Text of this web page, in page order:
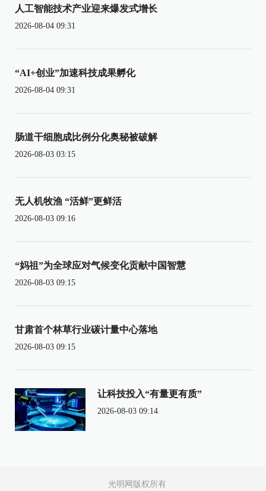
人工智能技术产业迎来爆发式增长
2026-08-04 09:31
“AI+创业”加速科技成果孵化
2026-08-04 09:31
肠道干细胞成比例分化奥秘被破解
2026-08-03 03:15
无人机牧渔 “活鲜”更鲜活
2026-08-03 09:16
“妈祖”为全球应对气候变化贡献中国智慧
2026-08-03 09:15
甘肃首个林草行业碳计量中心落地
2026-08-03 09:15
让科技投入“有量更有质”
2026-08-03 09:14
光明网版权所有